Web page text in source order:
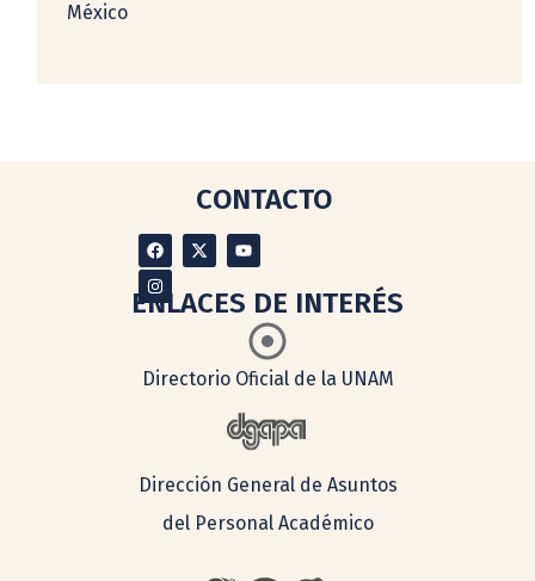
México
CONTACTO
ENLACES DE INTERÉS
Directorio Oficial de la UNAM
Dirección General de Asuntos
del Personal Académico